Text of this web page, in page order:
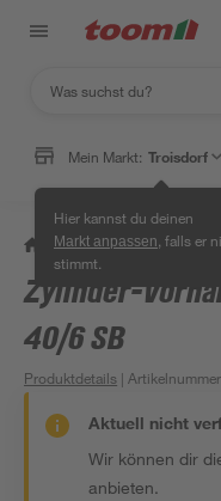
Mein Markt: Troisdorf
Hier kannst du deinen
Markt anpassen , falls er
stimmt.
/ Bauen & Renovieren /
Zylinder-
40/6 SB
Produktdetails | Artikelnummer
Aktuell nicht
Wir können dir
anbieten.